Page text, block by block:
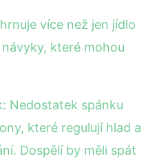
více než jen jídlo
které mohou
Nedostatek spánku
které regulují hlad a
Dospělí by měli spát